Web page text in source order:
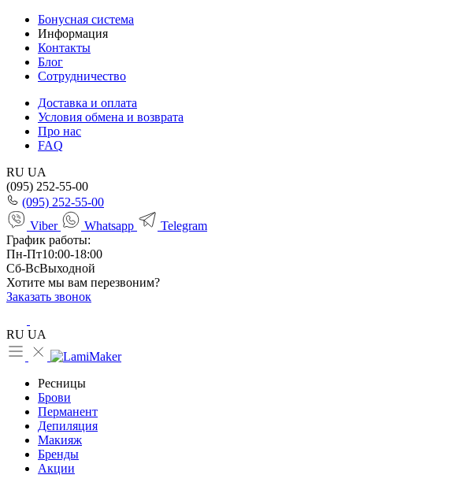
Бонусная система
Информация
Контакты
Блог
Сотрудничество
Доставка и оплата
Условия обмена и возврата
Про нас
FAQ
RU UA
(095) 252-55-00
(095) 252-55-00
Viber
Whatsapp
Telegram
График работы:
Пн-Пт10:00-18:00
Сб-ВсВыходной
Хотите мы вам перезвоним?
Заказать звонок
RU UA
Ресницы
Брови
Перманент
Депиляция
Макияж
Бренды
Акции